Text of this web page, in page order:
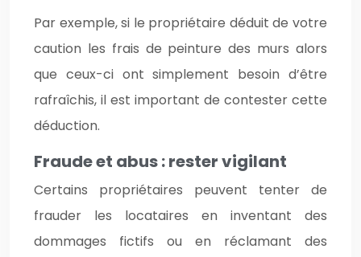
Par exemple, si le propriétaire déduit de votre
caution les frais de peinture des murs alors
que ceux-ci ont simplement besoin d’être
rafraîchis, il est important de contester cette
déduction.
Fraude et abus : rester vigilant
Certains propriétaires peuvent tenter de
frauder les locataires en inventant des
dommages fictifs ou en réclamant des